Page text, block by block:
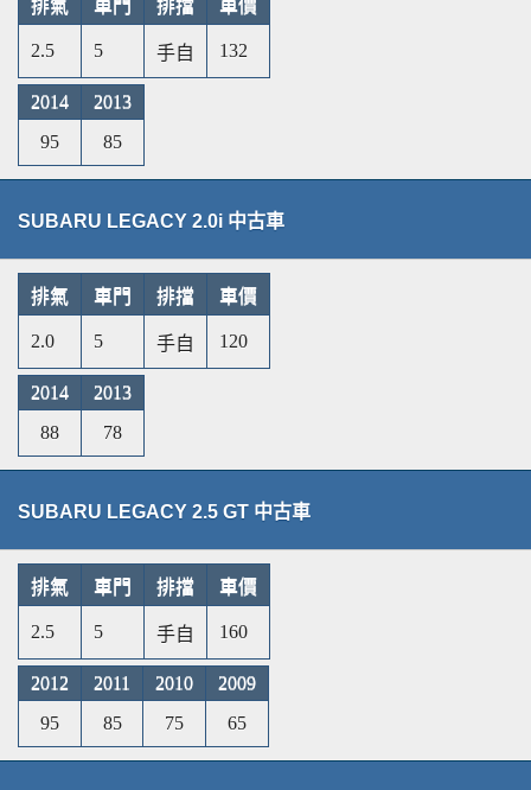
排氣 車門 排擋 車價
2.5 5 手自 132
2014
2013
95
85
SUBARU LEGACY 2.0i 中古車
排氣 車門 排擋 車價
2.0 5 手自 120
2014
2013
88
78
SUBARU LEGACY 2.5 GT 中古車
排氣 車門 排擋 車價
2.5 5 手自 160
2012 2011 2010
2009
95
85 75 65